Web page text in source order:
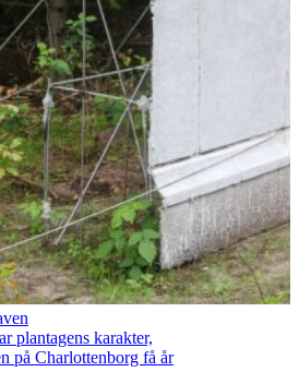
plantagens karakter,
på Charlottenborg få år